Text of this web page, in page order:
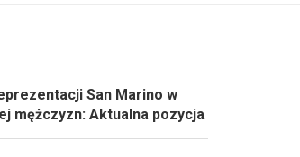
San Marino w
mężczyzn: Aktualna pozycja